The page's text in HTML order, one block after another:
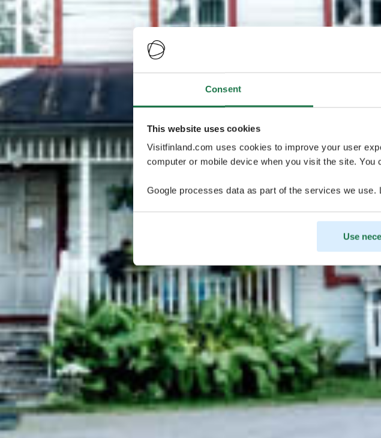
Consent
This website uses cookies
Visitfinland.com uses cookies to improve your user
computer or mobile device when you visit the site.
Google processes data as part of the services we use.
Use